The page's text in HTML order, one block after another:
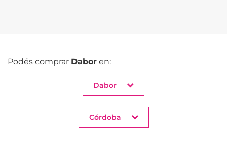
Podés comprar Dabor en:
Dabor
Córdoba